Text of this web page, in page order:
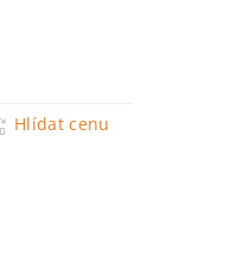
Hlídat cenu